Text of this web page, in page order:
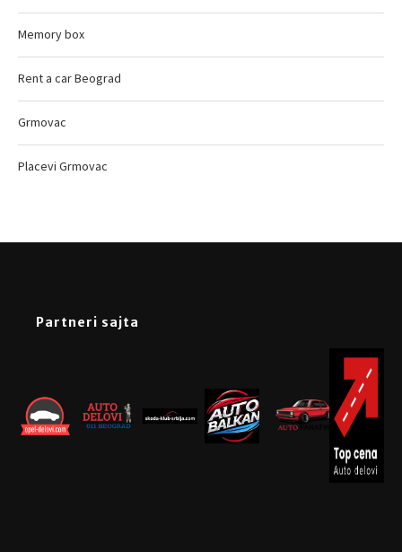
Memory box
Rent a car Beograd
Grmovac
Placevi Grmovac
Partneri sajta